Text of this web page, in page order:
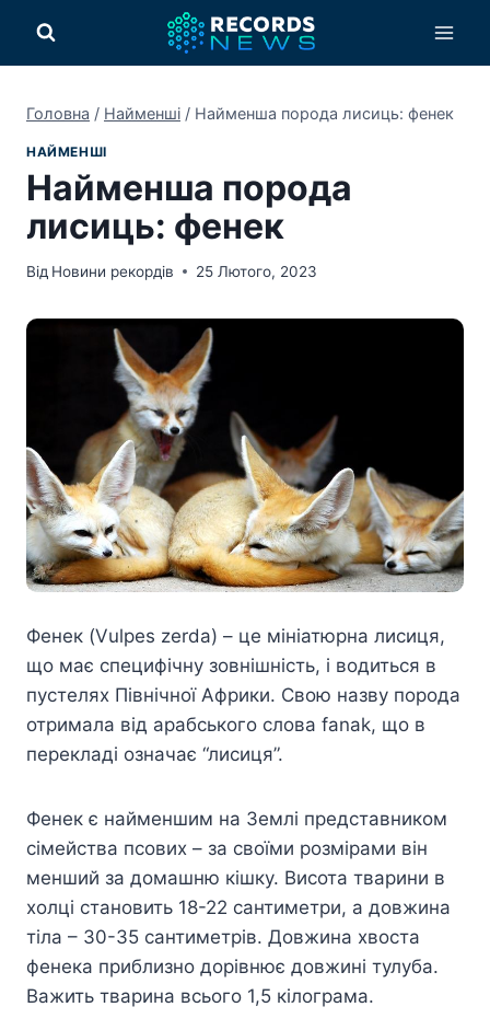
вмісту
Головна / Найменші / Найменша порода лисиць: фенек
НАЙМЕНШІ
Найменша порода
лисиць: фенек
Від Новини рекордів 25 Лютого, 2023
Фенек (Vulpes zerda) – це мініатюрна лисиця,
що має специфічну зовнішність, і водиться в
пустелях Північної Африки. Свою назву порода
отримала від арабського слова fanak, що в
перекладі означає “лисиця”.
Фенек є найменшим на Землі представником
сімейства псових – за своїми розмірами він
менший за домашню кішку. Висота тварини в
холці становить 18-22 сантиметри, а довжина
тіла – 30-35 сантиметрів. Довжина хвоста
фенека приблизно дорівнює довжині тулуба.
Важить тварина всього 1,5 кілограма.